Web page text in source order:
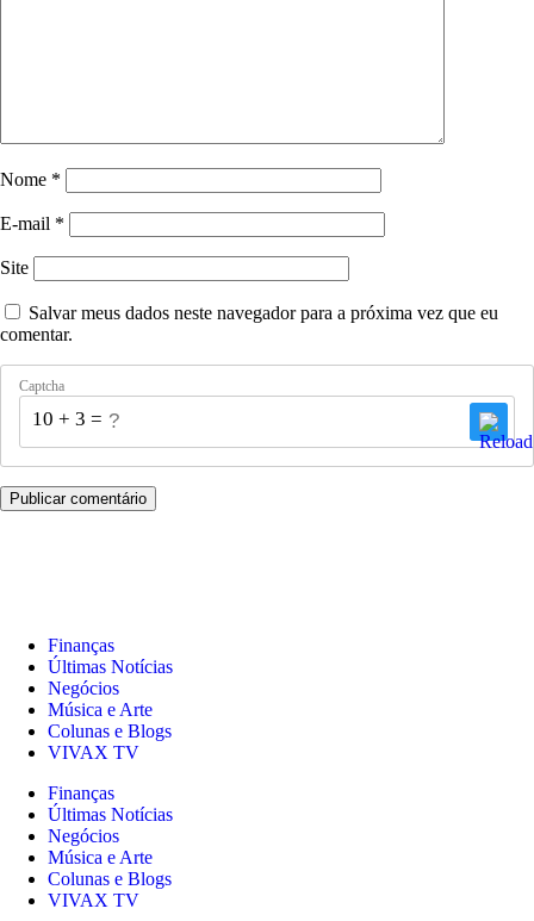
Nome *
E-mail *
Site
Salvar meus dados neste navegador para a próxima vez que eu
comentar.
Captcha
10 + 3 = ?
Finanças
Últimas Notícias
Negócios
Música e Arte
Colunas e Blogs
VIVAX TV
Finanças
Últimas Notícias
Negócios
Música e Arte
Colunas e Blogs
VIVAX TV